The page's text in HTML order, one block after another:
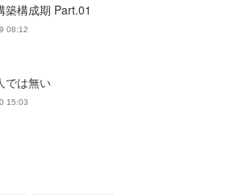
築構成期 Part.01
08:12
では無い
15:03